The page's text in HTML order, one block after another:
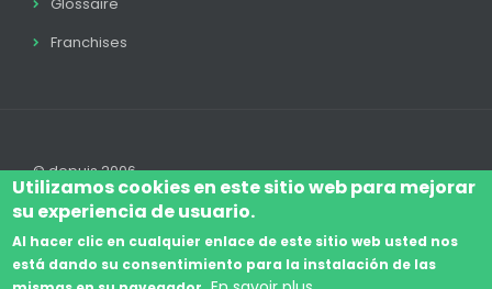
Franchises
© depuis 2006
Avis Juridique Légal
Utilizamos cookies en este sitio web para mejorar
su experiencia de usuario.
Al hacer clic en cualquier enlace de este sitio web usted nos
está dando su consentimiento para la instalación de las